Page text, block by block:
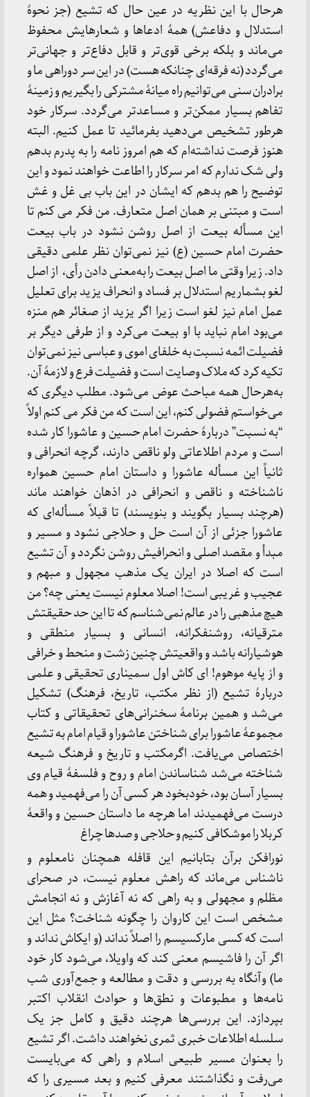
هرحال با این نظریه در عین حال که تشیع (جز نحوۀ
استدلال و دفاعش) همۀ ادعاها و شعارهایش محفوظ
می‌ماند و بلکه برخی قوی‌تر و قابل دفاع‌تر و جهانی‌تر
می‌گردد (نه فرقه‌ای چنانکه هست) در این سر دوراهی ما و
برادران سنی می‌توانیم راه میانۀ مشترکی را بگیریم و زمینۀ
تفاهم بسیار ممکن‌تر و مساعد‌تر می‌گردد. سرکار خود
هرطور تشخیص می‌دهید بفرمائید تا عمل کنیم. البته
هنوز فرصت نداشته‌ام که هم امروز نامه را به پدرم بدهم
ولی شک ندارم که امر سرکار را اطاعت خواهند نمود و این
توضیح را هم بدهم که ایشان در این باب بی غل و غش
است و مبتنی بر همان اصل متعارف. من فکر می کنم تا
این مسأله بیعت از اصل روشن نشود در باب بیعت
حضرت امام حسین (ع) نیز نمی‌توان نظر علمی دقیقی
داد. زیرا وقتی ما اصل بیعت را به‌معنی دادن رأی، از اصل
لغو بشماریم استدلال بر فساد و انحراف یزید برای تعلیل
عمل امام نیز لغو است زیرا اگر یزید از صغائر هم منزه
می‌بود امام نباید با او بیعت می‌کرد و از طرفی دیگر بر
فضیلت ائمه نسبت به خلفای اموی و عباسی نیز نمی‌توان
تکیه کرد که ملاک وصایت است و فضیلت فرع و لازمۀ آن.
به‌هرحال همه مباحث عوض می‌شود. مطلب دیگری که
می‌خواستم فضولی کنم، این است که من فکر می‌ کنم اولاً
“به نسبت” دربارۀ حضرت امام حسین و عاشورا کار شده
است و مردم اطلاعاتی ولو ناقص دارند، گرچه انحرافی و
ثانیاً این مسأله عاشورا و داستان امام حسین همواره
ناشناخته و ناقص و انحرافی در اذهان خواهند ماند
(هرچند بسیار بگویند و بنویسند) تا قبلاً مسأله‌ای که
عاشورا جزئی از آن است حل و حلاجی نشود و مسیر و
مبدأ و مقصد اصلی و انحرافیش روشن نگردد و آن تشیع
است که اصلا در ایران یک مذهب مجهول و مبهم و
عجیب و غریبی است! اصلا معلوم نیست یعنی چه؟ من
هیچ مذهبی را در عالم نمی‌شناسم که تا این حد حقیقتش
مترقیانه، روشنفکرانه، انسانی و بسیار منطقی و
هوشیارانه باشد و واقعیتش چنین زشت و منحط و خرافی
و از پایه موهوم! ای کاش اول سمیناری تحقیقی و علمی
دربارۀ تشیع (از نظر مکتب، تاریخ، فرهنگ) تشکیل
می‌شد و همین برنامۀ سخنرانی‌های تحقیقاتی و کتاب
مجموعۀ عاشورا برای شناختن عاشورا و قیام امام به تشیع
اختصاص می‌یافت. اگرمکتب و تاریخ و فرهنگ شیعه
شناخته می‌شد شناساندن امام و روح و فلسفۀ قیام وی
بسیار آسان بود، خودبخود هر کسی آن را می‌فهمید و همه
درست می‌فهمیدند اما هرچه ما داستان حسین و واقعۀ
کربلا را موشکافی کنیم و حلاجی و صدها چراغ
نورافکن برآن بتابانیم این قافله همچنان نامعلوم و
ناشناس می‌ماند که راهش معلوم نیست، در صحرای
مظلم و مجهولی و به راهی که نه آغازش و نه انجامش
مشخص است این کاروان را چگونه شناخت؟ مثل این
است که کسی مارکسیسم را اصلاً نداند (و ایکاش نداند و
اگر آن را فاشیسم معنی کند که واویلا، می‌شود کار خود
ما) وآنگاه به بررسی و دقت و مطالعه و جمع‌آوری شب
نامه‌ها و مطبوعات و نطق‌ها و حوادث انقلاب اکتبر
بپردازد. این بررسی‌ها هرچند دقیق و کامل جز یک
سلسله اطلاعات خبری ثمری نخواهند داشت. اگر تشیع
را بعنوان مسیر طبیعی اسلام و راهی که می‌بایست
می‌رفت و نگذاشتند معرفی کنیم و بعد مسیری را که